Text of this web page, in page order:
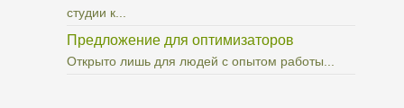
студии к...
Предложение для оптимизаторов
Открыто лишь для людей с опытом работы...